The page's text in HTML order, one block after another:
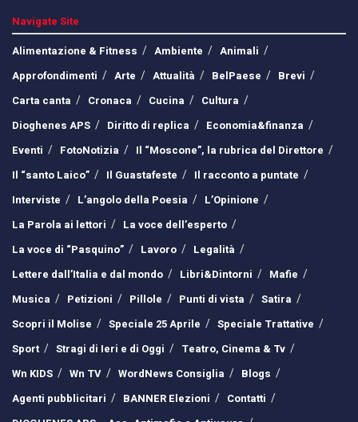
Navigate Site
Alimentazione & Fitness
Ambiente
Animali
Approfondimenti
Arte Attualità BelPaese
Brevi
Carta canta
Cronaca Cucina
Cultura
Dioghenes APS
Diritto di replica
Economia&finanza
Eventi
FotoNotizia
Il “Moscone”, la rubrica del Direttore
Il “santo Laico”
Il Guastafeste
Il racconto a puntate
Interviste
L’angolo della Poesia
L’Opinione
La Parola ai lettori
La voce dell’esperto
La voce di “Pasquino”
Lavoro
Legalità
Lettere dall’Italia e dal mondo
Libri&Dintorni
Mafie
Musica
Petizioni Pillole Punti di vista
Satira
Scopri il Molise
Speciale 25 Aprile
Speciale Trattative
Sport
Stragi di Ieri e di Oggi
Teatro, Cinema & Tv
Wn KIDS
Wn TV WordNews Consiglia
Blogs
Agenti pubblicitari
BANNER Elezioni
Contatti